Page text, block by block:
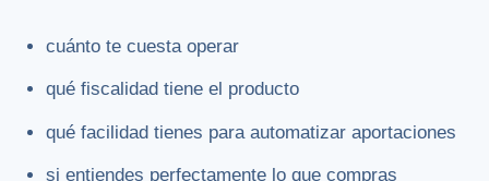
cuánto te cuesta operar
qué fiscalidad tiene el producto
qué facilidad tienes para automatizar aportaciones
si entiendes perfectamente lo que compras